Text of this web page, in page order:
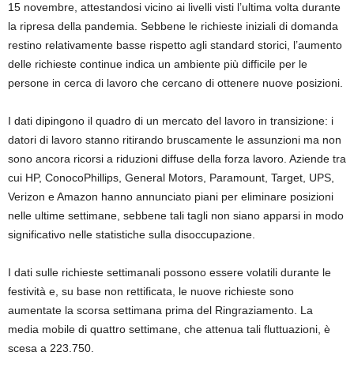
15 novembre, attestandosi vicino ai livelli visti l’ultima volta durante
la ripresa della pandemia. Sebbene le richieste iniziali di domanda
restino relativamente basse rispetto agli standard storici, l’aumento
delle richieste continue indica un ambiente più difficile per le
persone in cerca di lavoro che cercano di ottenere nuove posizioni.
I dati dipingono il quadro di un mercato del lavoro in transizione: i
datori di lavoro stanno ritirando bruscamente le assunzioni ma non
sono ancora ricorsi a riduzioni diffuse della forza lavoro. Aziende tra
cui HP, ConocoPhillips, General Motors, Paramount, Target, UPS,
Verizon e Amazon hanno annunciato piani per eliminare posizioni
nelle ultime settimane, sebbene tali tagli non siano apparsi in modo
significativo nelle statistiche sulla disoccupazione.
I dati sulle richieste settimanali possono essere volatili durante le
festività e, su base non rettificata, le nuove richieste sono
aumentate la scorsa settimana prima del Ringraziamento. La
media mobile di quattro settimane, che attenua tali fluttuazioni, è
scesa a 223.750.